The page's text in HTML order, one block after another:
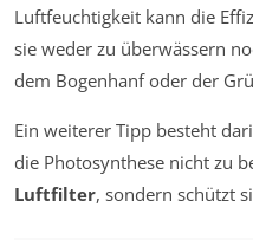
Luftfeuchtigkeit kann die
sie weder zu überwässern
dem Bogenhanf oder der
Ein weiterer Tipp besteht
die Photosynthese nicht zu
Luftfilter, sondern schützt